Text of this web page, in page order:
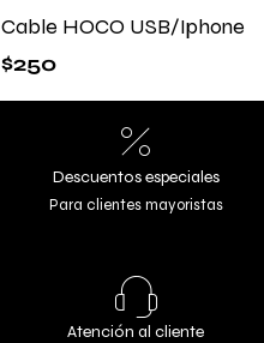
Cable HOCO USB/Iphone
$250
Descuentos especiales
Para clientes mayoristas
Atención al cliente